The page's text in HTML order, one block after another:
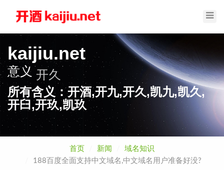
kaijiu.net
意义 开久
所有含义：开酒,开九,开久,凯九,凯久,
开臼,开玖,凯玖
首页 新闻
域名知识
188百度全面支持中文域名,中文域名用户准备好没?